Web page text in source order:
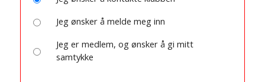
Jeg ønsker å melde meg inn
Jeg er medlem, og ønsker å gi mitt
samtykke